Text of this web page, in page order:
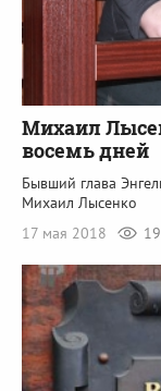
Михаил
восемь дней
Бывший глава
Михаил Лысенко
17 мая 2018